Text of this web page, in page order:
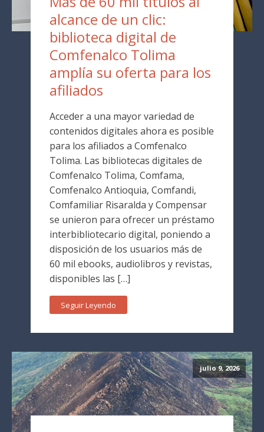
alcance de un clic:
biblioteca digital de
Comfenalco Tolima
amplía su oferta para los
afiliados
Acceder a una mayor variedad de
contenidos digitales ahora es posible
para los afiliados a Comfenalco
Tolima. Las bibliotecas digitales de
Comfenalco Tolima, Comfama,
Comfenalco Antioquia, Comfandi,
Comfamiliar Risaralda y Compensar
se unieron para ofrecer un préstamo
interbibliotecario digital, poniendo a
disposición de los usuarios más de
60 mil ebooks, audiolibros y revistas,
disponibles las […]
Seguir Leyendo
julio 9, 2026